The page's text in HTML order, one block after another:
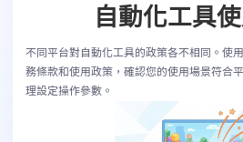
自動化工具
不同平台對自動化工具的政策各不相同。使
務條款和使用政策，確認您的使用場景符合
理設定操作參數。